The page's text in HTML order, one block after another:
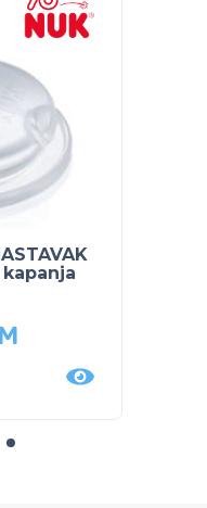
kapanja